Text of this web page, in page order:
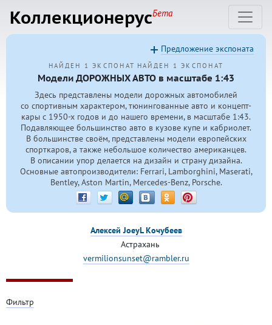
КоллекционерусБета
НАЙДЕН 1 ЭКСПОНАТ НАЙДЕН 1 ЭКСПОНАТ
Модели ДОРОЖНЫХ АВТО в масштабе 1:43
Здесь представлены модели дорожных автомобилей
со спортивным характером, тюнингованные авто и концепт-
кары с 1950-х годов и до нашего времени, в масштабе 1:43.
Подавляющее большинство авто в кузове купе и кабриолет.
В большинстве своём, представлены модели европейских
спорткаров, а также небольшое количество американцев.
В описании упор делается на дизайн и страну дизайна.
Основные автопроизводители: Ferrari, Lamborghini, Maserati,
Bentley, Aston Martin, Mercedes-Benz, Porsche.
Предложение экспоната
Алексей JoeyL Кочубеев
Астрахань
vermilionsunset@rambler.ru
Фильтр